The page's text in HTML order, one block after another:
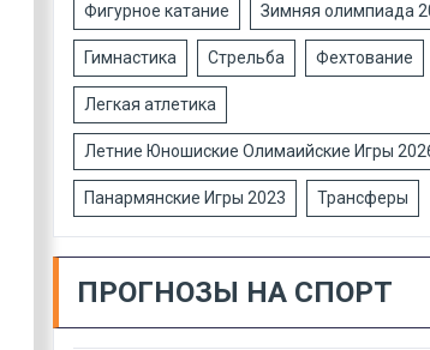
Фигурное катание Зимняя олимпиада
Гимнастика Стрельба Фехтование
Легкая атлетика
Летние Юношиские Олимаийские Игры
Панармянские Игры 2023 Трансферы
ПРОГНОЗЫ НА СПОРТ